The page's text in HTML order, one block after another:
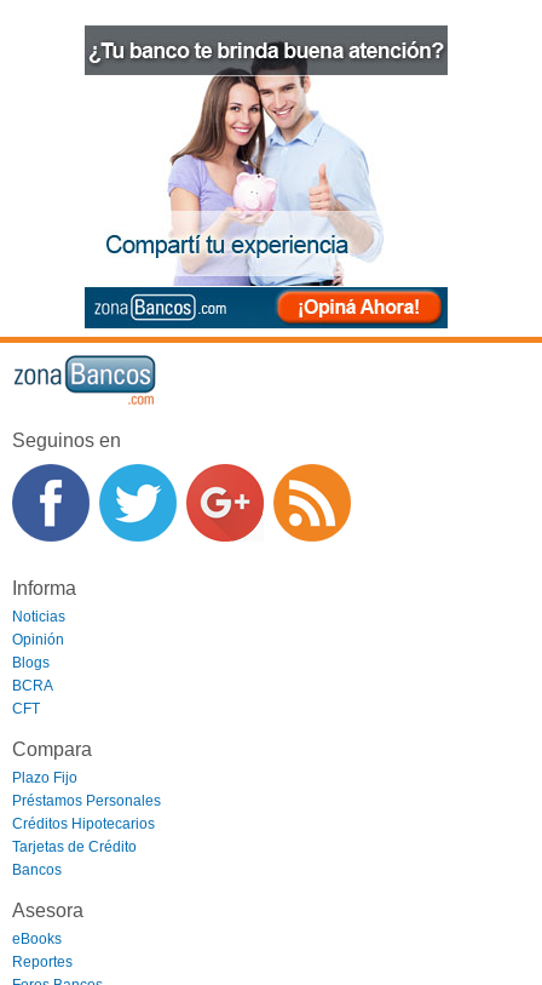
Seguinos en
Informa
Noticias
Opinión
Blogs
BCRA
CFT
Compara
Plazo Fijo
Préstamos Personales
Créditos Hipotecarios
Tarjetas de Crédito
Bancos
Asesora
eBooks
Reportes